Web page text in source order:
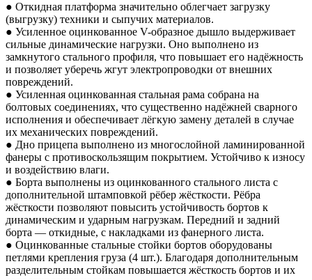
● Откидная платформа значительно облегчает загрузку
(выгрузку) техники и сыпучих материалов.
● Усиленное оцинкованное V-образное дышло выдерживает
сильные динамические нагрузки. Оно выполнено из
замкнутого стального профиля, что повышает его надёжность
и позволяет уберечь жгут электропроводки от внешних
повреждений.
● Усиленная оцинкованная стальная рама собрана на
болтовых соединениях, что существенно надёжней сварного
исполнения и обеспечивает лёгкую замену деталей в случае
их механических повреждений.
● Дно прицепа выполнено из многослойной ламинированной
фанеры с противоскользящим покрытием. Устойчиво к износу
и воздействию влаги.
● Борта выполнены из оцинкованного стального листа с
дополнительной штамповкой рёбер жёсткости. Рёбра
жёсткости позволяют повысить устойчивость бортов к
динамическим и ударным нагрузкам. Передний и задний
борта — откидные, с накладками из фанерного листа.
● Оцинкованные стальные стойки бортов оборудованы
петлями крепления груза (4 шт.). Благодаря дополнительным
разделительным стойкам повышается жёсткость бортов и их